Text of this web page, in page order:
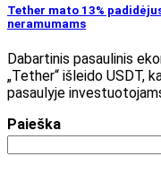
Tether mato 13%
neramumams
Dabartinis pasaulinis
„Tether“ išleido USDT,
pasaulyje
Paieška